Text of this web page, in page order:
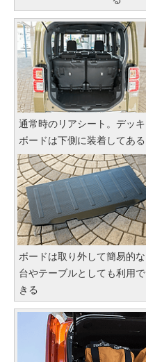
通常時のリアシート。デッキ
ボードは下側に装着してある
ボードは取り外して簡易的な
台やテーブルとしても利用で
きる